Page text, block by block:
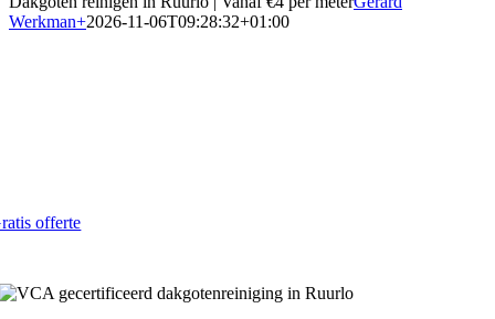
Werkman+2026-11-06T09:28:32+01:00
offerte